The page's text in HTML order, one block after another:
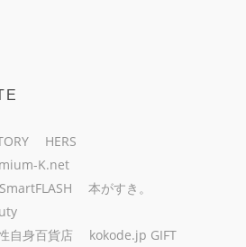
HERS
K.net
SmartFLASH
本がすき。
自身百貨店 kokode.jp GIFT